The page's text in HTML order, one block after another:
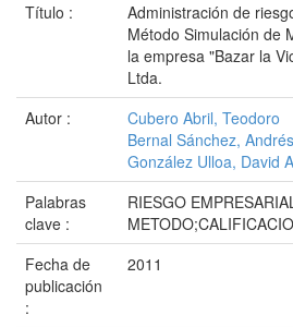
Título :
Administración de
Método Simulación de
la empresa "Bazar la
Ltda.
Autor :
Cubero Abril, Teodoro
Bernal Sánchez,
González Ulloa, David
Palabras
clave :
RIESGO
Fecha de
publicación
:
2011